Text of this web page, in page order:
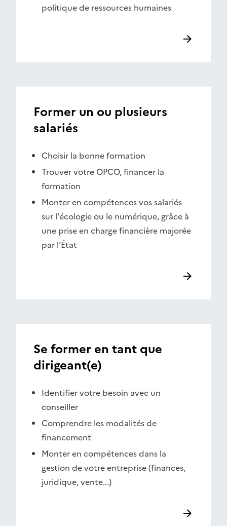
politique de ressources humaines
Former un ou plusieurs
salariés
Choisir la bonne formation
Trouver votre OPCO, financer la
formation
Monter en compétences vos salariés
sur l'écologie ou le numérique, grâce à
une prise en charge financière majorée
par l'État
Se former en tant que
dirigeant(e)
Identifier votre besoin avec un
conseiller
Comprendre les modalités de
financement
Monter en compétences dans la
gestion de votre entreprise (finances,
juridique, vente...)